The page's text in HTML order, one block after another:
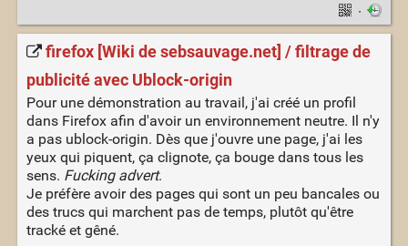
·
firefox [Wiki de sebsauvage.net] / filtrage de
publicité avec Ublock-origin
Pour une démonstration au travail, j'ai créé un profil
dans Firefox afin d'avoir un environnement neutre. Il n'y
a pas ublock-origin. Dès que j'ouvre une page, j'ai les
yeux qui piquent, ça clignote, ça bouge dans tous les
sens. Fucking advert.
Je préfère avoir des pages qui sont un peu bancales ou
des trucs qui marchent pas de temps, plutôt qu'être
tracké et gêné.